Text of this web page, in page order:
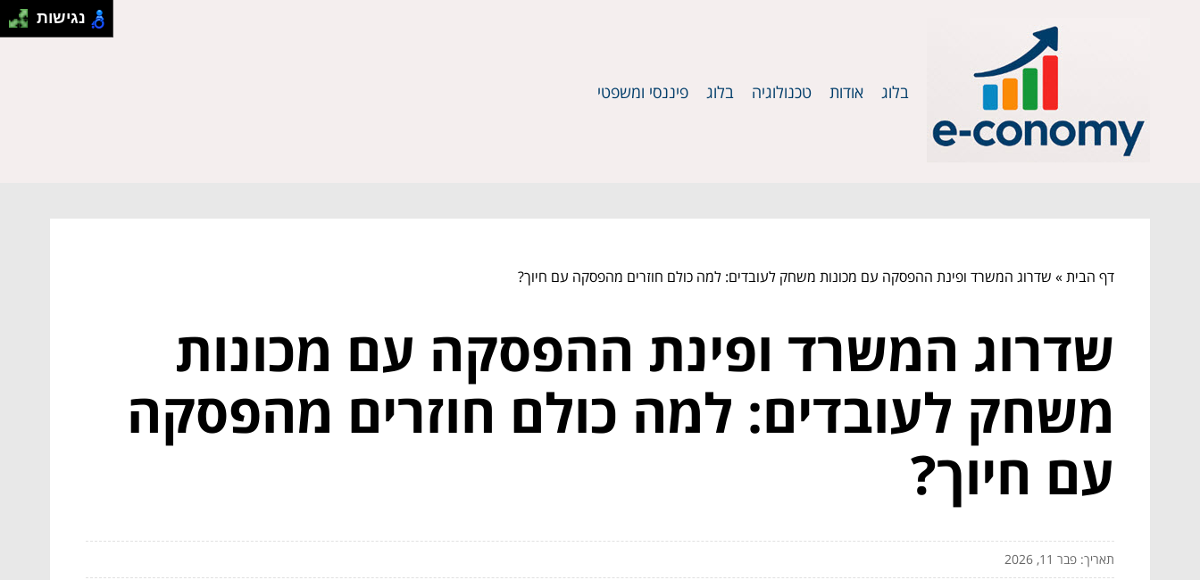
בלוג אודות טכנולוגיה בלוג פיננסי ומשפטי
דף הבית» שדרוג המשרד ופינת ההפסקה עם מכונות משחק לעובדים: למה כולם חוזרים מהפסקה עם חיוך?
שדרוג המשרד ופינת ההפסקה עם מכונות
משחק לעובדים: למה כולם חוזרים מהפסקה
עם חיוך?
תאריך: פבר 11, 2026
נגישות